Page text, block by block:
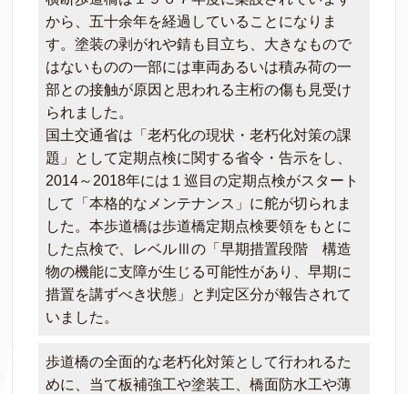
から、五十余年を経過していることになりま
す。塗装の剥がれや錆も目立ち、大きなもので
はないものの一部には車両あるいは積み荷の一
部との接触が原因と思われる主桁の傷も見受け
られました。
国土交通省は「老朽化の現状・老朽化対策の課
題」として定期点検に関する省令・告示をし、
2014～2018年には１巡目の定期点検がスタート
して「本格的なメンテナンス」に舵が切られま
した。本歩道橋は歩道橋定期点検要領をもとに
した点検で、レベルⅢの「早期措置段階 構造
物の機能に支障が生じる可能性があり、早期に
措置を講ずべき状態」と判定区分が報告されて
いました。
歩道橋の全面的な老朽化対策として行われるた
めに、当て板補強工や塗装工、橋面防水工や薄